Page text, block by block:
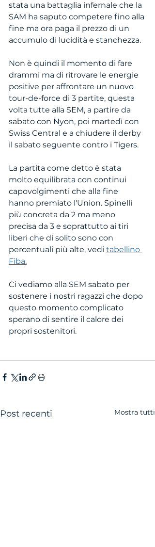
stata una battaglia infernale che la
SAM ha saputo competere fino alla
fine ma ora paga il prezzo di un
accumulo di lucidità e stanchezza.
Non è quindi il momento di fare
drammi ma di ritrovare le energie
positive per affrontare un nuovo
tour-de-force di 3 partite, questa
volta tutte alla SEM, a partire da
sabato con Nyon, poi martedì con
Swiss Central e a chiudere il derby
il sabato seguente contro i Tigers.
La partita come detto è stata
molto equilibrata con continui
capovolgimenti che alla fine
hanno premiato l'Union. Spinelli
più concreta da 2 ma meno
precisa da 3 e soprattutto ai tiri
liberi che di solito sono con
percentuali più alte, vedi tabellino
Fiba.
Ci vediamo alla SEM sabato per
sostenere i nostri ragazzi che dopo
questo momento complicato
sperano di sentire il calore dei
propri sostenitori.
Post recenti Mostra tutti